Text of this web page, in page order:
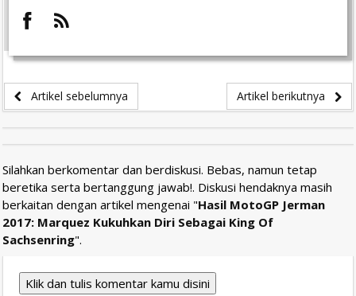
Artikel sebelumnya Artikel berikutnya
Silahkan berkomentar dan berdiskusi. Bebas, namun tetap
beretika serta bertanggung jawab!. Diskusi hendaknya masih
berkaitan dengan artikel mengenai "Hasil MotoGP Jerman
2017: Marquez Kukuhkan Diri Sebagai King Of
Sachsenring".
Klik dan tulis komentar kamu disini